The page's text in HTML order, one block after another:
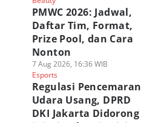
PMWC 2026: Jadwal,
Daftar Tim, Format,
Prize Pool, dan Cara
Nonton
7 Aug 2026, 16:36 WIB
Esports
Regulasi Pencemaran
Udara Usang, DPRD
DKI Jakarta Didorong